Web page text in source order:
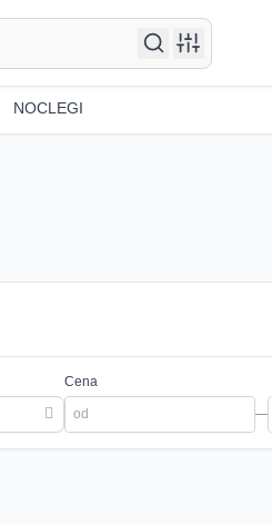
NOCLEGI
Cena
—